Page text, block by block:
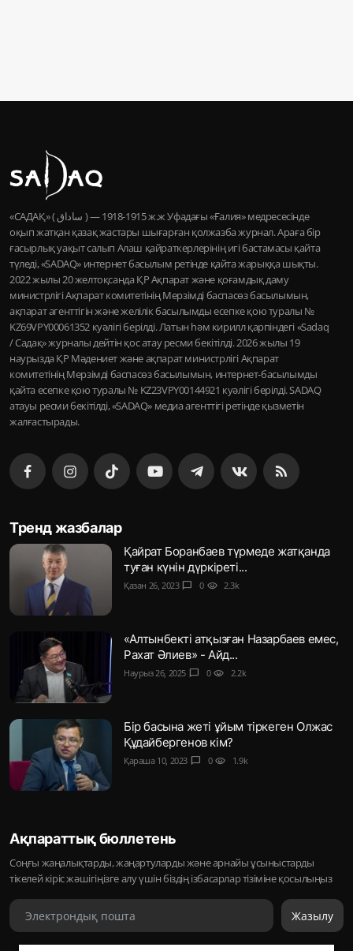
«САДАҚ» ( ساداق ) — 1915-1918 ж.ж Уфадағы «Ғалия» медресесінде
оқып жатқан қазақ жастары шығарған қолжазба журнал. Араға бір
ғасырлық уақыт салып Алаш қайраткерлерінің игі бастамасы қайта
түледі, «SADAQ» интернет басылым ретінде қайта жарыққа шықты.
2022 жылы 20 желтоқсанда ҚР Ақпарат және қоғамдық даму
министрлігі Ақпарат комитетінің Мерзімді баспасөз басылымын,
ақпарат агенттігін және желілік басылымды есепке қою туралы №
KZ69VPY00061352 куәлігі берілді. Латын һәм кирилл қарпіндегі «Sadaq
/ Садақ» журналы дейтін қос атау ресми бекітілді. 2026 жылы 19
наурызда ҚР Мәдениет және ақпарат министрлігі Ақпарат
комитетінің Мерзімді баспасөз басылымын, интернет-басылымды
қайта есепке қою туралы № KZ23VPY00144921 куәлігі берілді. SADAQ
атауы ресми бекітілді, «SADAQ» медиа агенттігі ретінде қызметін
жалғастырады.
Тренд жазбалар
Қайрат Боранбаев түрмеде жатқанда
туған күнін дүркіреті...
Қазан 26, 2023 chat_bubble 0 visibility 2.3k
«Алтынбекті атқызған Назарбаев емес,
Рахат Әлиев» - Айд...
Наурыз 26, 2025 chat_bubble 0 visibility 2.2k
Бір басына жеті ұйым тіркеген Олжас
Құдайбергенов кім?
Қараша 10, 2023 chat_bubble 0 visibility 1.9k
Ақпараттық бюллетень
Соңғы жаңалықтарды, жаңартуларды және арнайы ұсыныстарды
тікелей кіріс жәшігіңізге алу үшін біздің ізбасарлар тізіміне қосылыңыз
Жазылу